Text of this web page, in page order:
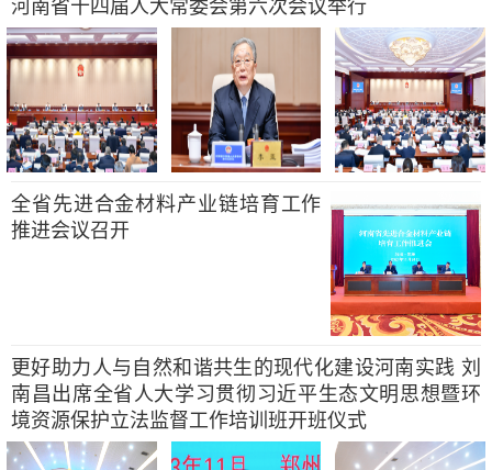
河南省十四届人大常委会第六次会议举行
全省先进合金材料产业链培育工作
推进会议召开
更好助力人与自然和谐共生的现代化建设河南实践 刘
南昌出席全省人大学习贯彻习近平生态文明思想暨环
境资源保护立法监督工作培训班开班仪式